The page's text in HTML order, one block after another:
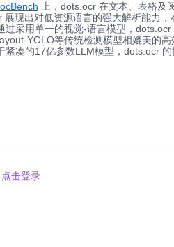
上，dots.ocr 在文本、表格及
展现出对低资源语言的强大解析能力
过采用单一的视觉-语言模型，
YOLO等传统检测模型相媲美的
紧凑的17亿参数LLM模型，dots.ocr
点击登录